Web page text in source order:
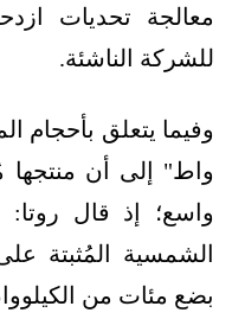
معالجة تحديات
للشركة الناشئة.
وفيما يتعلق
واط" إلى أن
واسع؛ إذ قال
الشمسية المُثبتة
بضع مئات من